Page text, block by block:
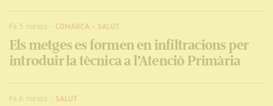
Fa 5 mesos - COMARCA - SALUT
Els metges es formen en infiltracions per
introduir la tècnica a l’Atenció Primària
Fa 6 mesos - SALUT